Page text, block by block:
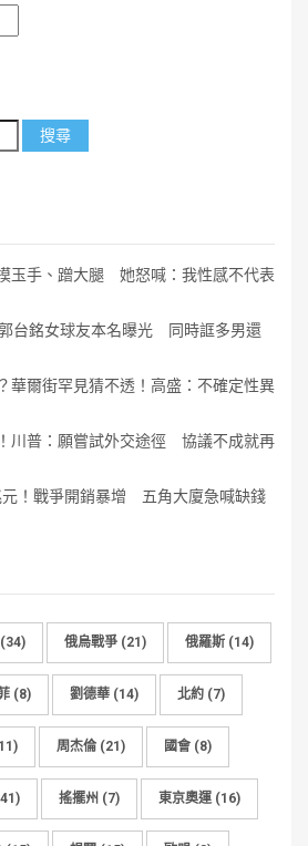
玉手、蹭大腿 她怒喊：我性感不代表
台銘女球友本名曝光 同時誆多男還
華爾街罕見猜不透！高盛：不確定性異
川普：願嘗試外交途徑 協議不成就再
！戰爭開銷暴增 五角大廈急喊缺錢
(34) 俄烏戰爭 (21) 俄羅斯 (14)
(8) 劉德華 (14) 北約 (7)
周杰倫 (21) 國會 (8)
搖擺州 (7) 東京奧運(16)